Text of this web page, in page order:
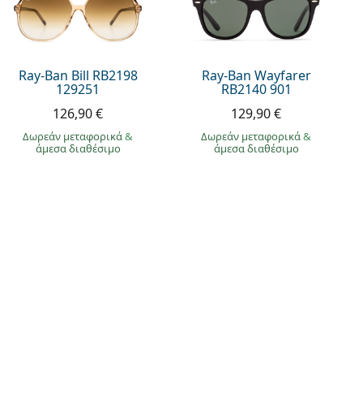
Ray-Ban Bill RB2198
129251
126,90 €
Δωρεάν μεταφορικά&
άμεσα διαθέσιμο
Ray-Ban Wayfarer
RB2140 901
129,90 €
Δωρεάν μεταφορικά&
άμεσα διαθέσιμο